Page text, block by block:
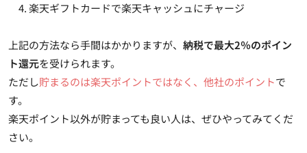
楽天ギフトカードで楽天キャッシュにチャージ
上記の方法なら手間はかかりますが、 納税で最大2％のポイン
ト還元を受けられます。
ただし貯まるのは楽天ポイントではなく、他社のポイントで
す。
楽天ポイント以外が貯まっても良い人は、ぜひやってみてくだ
さい。